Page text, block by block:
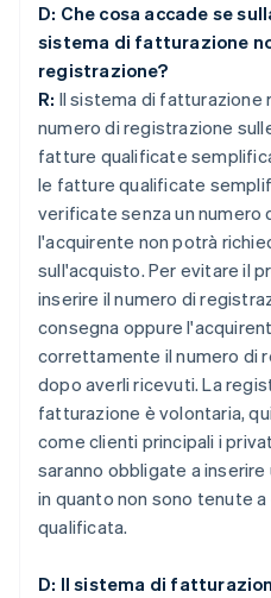
D: Che cosa accade se
sistema di fatturazione
registrazione?
R: Il sistema di fatturazione
numero di registrazione
fatture qualificate
le fatture qualificate
verificate senza un numero
l'acquirente non potrà
sull'acquisto. Per evitare il
inserire il numero di
consegna oppure
correttamente il numero di
dopo averli ricevuti. La
fatturazione è volontaria,
come clienti principali i
saranno obbligate a
in quanto non sono tenute
qualificata.
D: Il sistema di